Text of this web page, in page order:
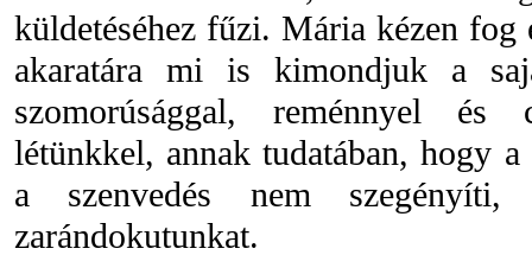
küldetéséhez fűzi. Mária kézen
akaratára mi is kimondjuk a
szomorúsággal, reménnyel és
létünkkel, annak tudatában, hogy
a szenvedés nem
zarándokutunkat.